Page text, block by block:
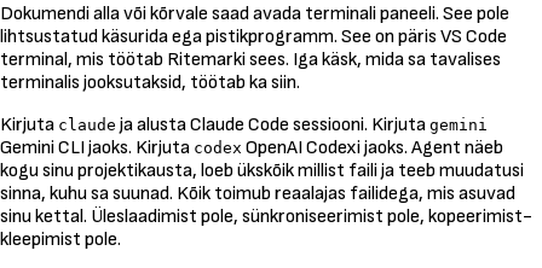
Dokumendi alla või kõrvale saad avada terminali paneeli. See pole
lihtsustatud käsurida ega pistikprogramm. See on päris VS Code
terminal, mis töötab Ritemarki sees. Iga käsk, mida sa tavalises
terminalis jooksutaksid, töötab ka siin.
Kirjuta claude ja alusta Claude Code sessiooni. Kirjuta gemini
Gemini CLI jaoks. Kirjuta codex OpenAI Codexi jaoks. Agent näeb
kogu sinu projektikausta, loeb ükskõik millist faili ja teeb muudatusi
sinna, kuhu sa suunad. Kõik toimub reaalajas failidega, mis asuvad
sinu kettal. Üleslaadimist pole, sünkroniseerimist pole, kopeerimist-
kleepimist pole.